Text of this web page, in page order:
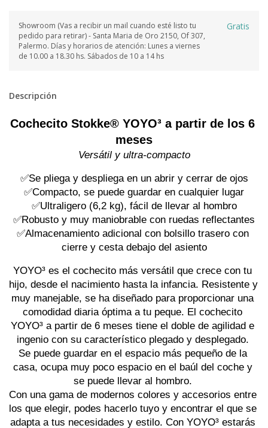
Showroom (Vas a recibir un mail cuando esté listo tu
pedido para retirar) - Santa Maria de Oro 2150, Of 307,
Palermo. Días y horarios de atención: Lunes a viernes
de 10.00 a 18.30 hs. Sábados de 10 a 14 hs
Gratis
Descripción
Cochecito Stokke® YOYO³ a partir de los 6
meses
Versátil y ultra-compacto
✅Se pliega y despliega en un abrir y cerrar de ojos
✅Compacto, se puede guardar en cualquier lugar
✅Ultraligero (6,2 kg), fácil de llevar al hombro
✅Robusto y muy maniobrable con ruedas reflectantes
✅Almacenamiento adicional con bolsillo trasero con
cierre y cesta debajo del asiento
YOYO³ es el cochecito más versátil que crece con tu
hijo, desde el nacimiento hasta la infancia. Resistente y
muy manejable, se ha diseñado para proporcionar una
comodidad diaria óptima a tu peque. El cochecito
YOYO³ a partir de 6 meses tiene el doble de agilidad e
ingenio con su característico plegado y desplegado.
Se puede guardar en el espacio más pequeño de la
casa, ocupa muy poco espacio en el baúl del coche y
se puede llevar al hombro.
Con una gama de modernos colores y accesorios entre
los que elegir, podes hacerlo tuyo y encontrar el que se
adapta a tus necesidades y estilo. Con YOYO³ estarás